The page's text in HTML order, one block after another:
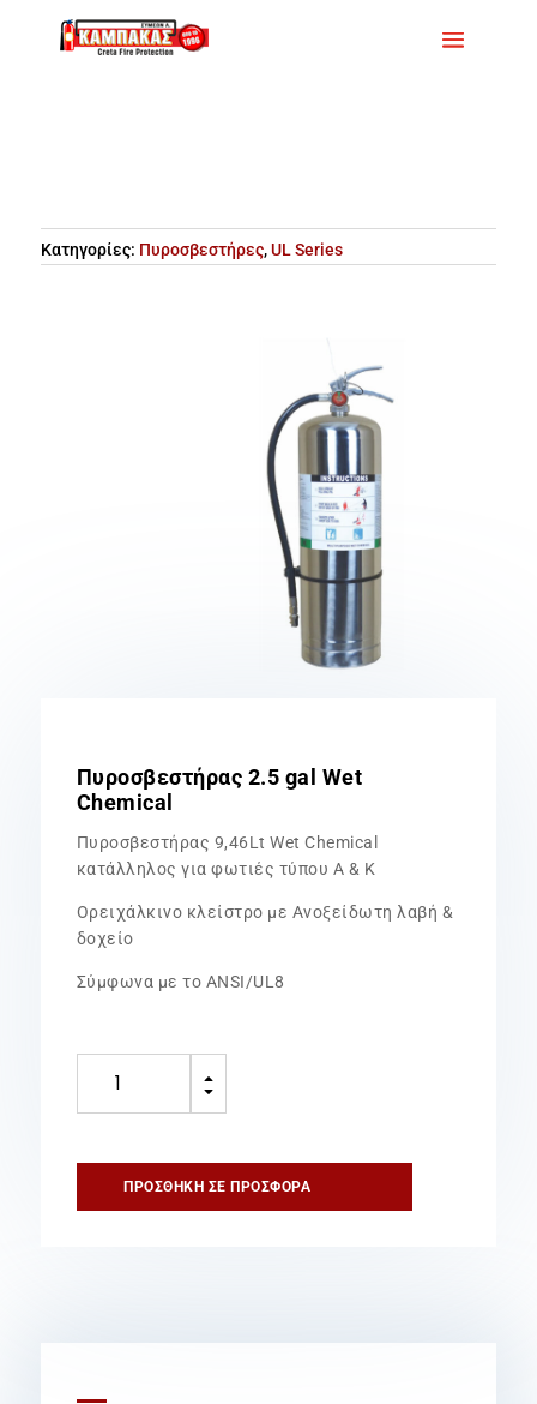
Κατηγορίες: Πυροσβεστήρες,UL Series
Πυροσβεστήρας 2.5 gal Wet
Chemical
Πυροσβεστήρας 9,46Lt Wet Chemical
κατάλληλος για φωτιές τύπου Α & Κ
Ορειχάλκινο κλείστρο με Ανοξείδωτη λαβή &
δοχείο
Σύμφωνα με το ANSI/UL8
B
C
ΠΡΟΣΘΉΚΗ ΣΕ ΠΡΟΣΦΟΡΆ